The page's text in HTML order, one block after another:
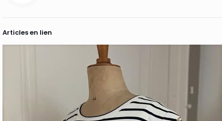
Articles en lien